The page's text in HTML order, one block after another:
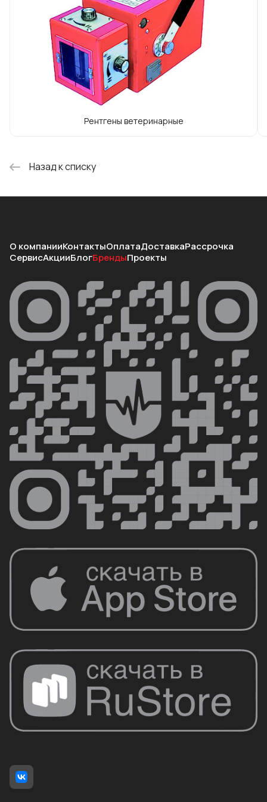
использованию в работе инновационных
технических решений. Среди наиболее
известных двойной лазерный указатель,
LED-коллиматор, система
предотвращения перегрева рентген-
трубки, иные.
Рентгены ветеринарные
Назад к списку
О компанииКонтактыОплатаДоставкаРассрочка
СервисАкцииБлогБрендыПроекты